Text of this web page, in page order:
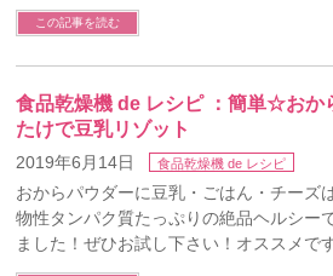
この記事を読む
食品乾燥機 de レシピ ：簡単☆おか
たけで豆乳リゾット
2019年6月14日 食品乾燥機 de レシピ
おからパウダーに豆乳・ごはん・チーズ
物性タンパク質たっぷりの絶品ヘルシー
ました！ぜひお試し下さい！オスス